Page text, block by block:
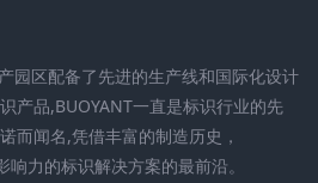
园区配备了先进的生产线和国际化设计
产品,BUOYANT一直是标识行业的先
而闻名,凭借丰富的制造历史，
力的标识解决方案的最前沿。